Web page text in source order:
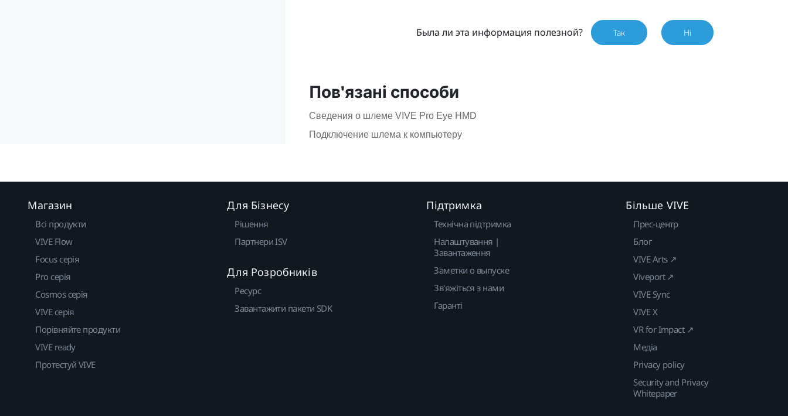
Была ли эта информация полезной? Так Ні
Пов'язані способи
Сведения о шлеме VIVE Pro Eye HMD
Подключение шлема к компьютеру
Магазин
Всі продукти
VIVE Flow
Focus серія
Pro серія
Cosmos серія
VIVE серія
Порівняйте продукти
VIVE ready
Протестуй VIVE
Для Бізнесу
Рішення
Партнери ISV
Для Розробників
Ресурс
Завантажити пакети SDK
Підтримка
Технічна підтримка
Налаштування |
Завантаження
Заметки о выпуске
Зв'яжіться з нами
Гаранті
Більше VIVE
Прес-центр
Блог
VIVE Arts ↗
Viveport ↗
VIVE Sync
VIVE X
VR for Impact ↗
Медіа
Privacy policy
Security and Privacy
Whitepaper